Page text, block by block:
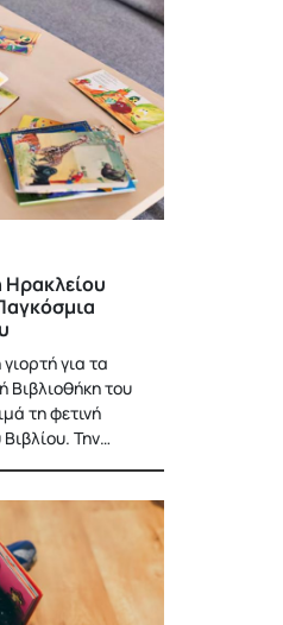
Ηρακλείου
για τα
Βιβλιοθήκη του
τη φετινή
Την…